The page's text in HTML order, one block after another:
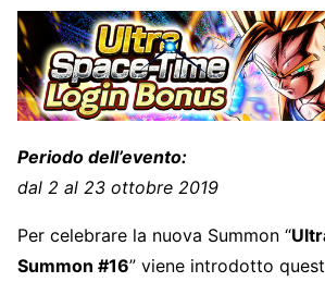
Periodo dell’evento:
dal 2 al 23 ottobre 2019
Per celebrare la nuova Summon “
Summon #16” viene introdotto